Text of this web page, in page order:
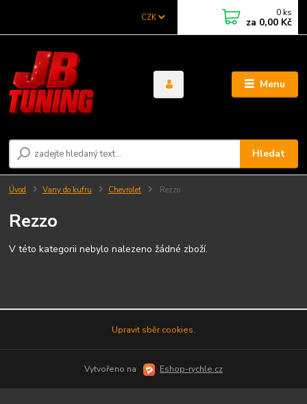
Menu
CZK
Hledat
0 ks
za 0,00 Kč
Úvod Vany do kufru Chevrolet Rezzo
Rezzo
V této kategorii nebylo nalezeno žádné zboží.
Upravit sběr cookies.
Vytvořeno na Eshop-rychle.cz